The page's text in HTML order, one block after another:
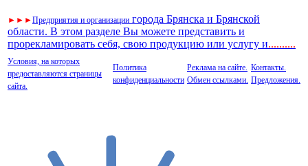
► ► ►Предприятия и организации города Брянска и Брянской
области. В этом разделе Вы можете представить и
прорекламировать себя, свою продукцию или услугу и..........
Условия, на которых
предоставляются страницы
сайта.
Политика
конфиденциальности
Реклама на сайте.
Обмен ссылками.
Контакты.
Предложения.